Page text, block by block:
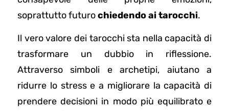
soprattutto futurochiedendo ai tarocchi.
Il vero valore dei tarocchi sta nella capacità di
trasformare un dubbio in riflessione.
Attraverso simboli e archetipi, aiutano a
ridurre lo stress e a migliorare la capacità di
prendere decisioni in modo più equilibrato e